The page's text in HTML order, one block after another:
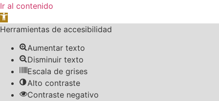
Ir al contenido
Abrir barra de herramientas
Herramientas de accesibilidad
Aumentar texto
Disminuir texto
Escala de grises
Alto contraste
Contraste negativo